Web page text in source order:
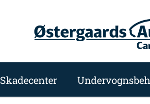
Skadecenter